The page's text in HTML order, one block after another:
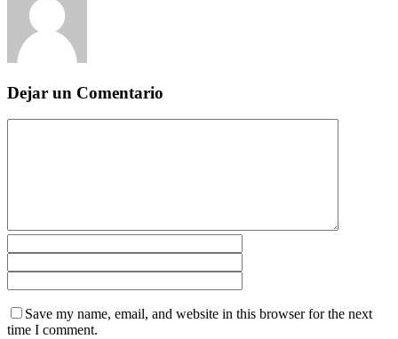
Dejar un Comentario
Save my name, email, and website in this browser for the next
time I comment.